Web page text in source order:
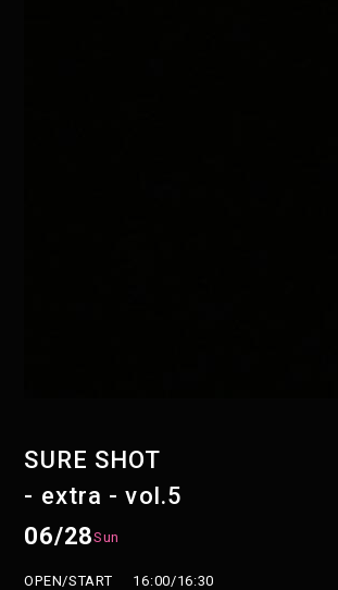
SURE SHOT
- extra - vol.5
06/28Sun
OPEN/START
16:00/16:30